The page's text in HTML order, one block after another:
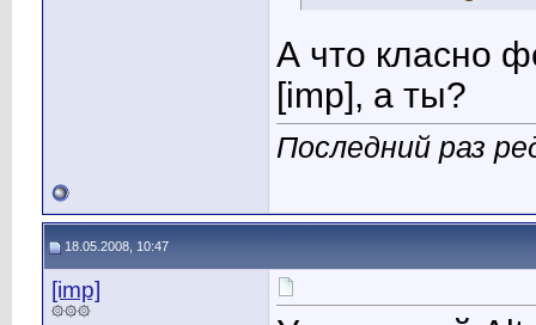
А что класно
[imp], а ты?
Последний раз
18.05.2008, 10:47
[imp]
۞۞۞